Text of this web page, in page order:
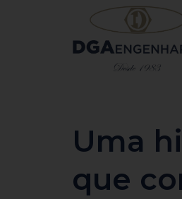
Uma
que